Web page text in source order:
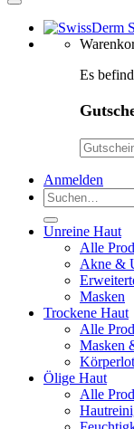
Es
Anmelden
Suchen
nach:
Unreine Haut
Alle
Akne &
Masken
Trockene Haut
Alle
Masken
Ölige Haut
Alle